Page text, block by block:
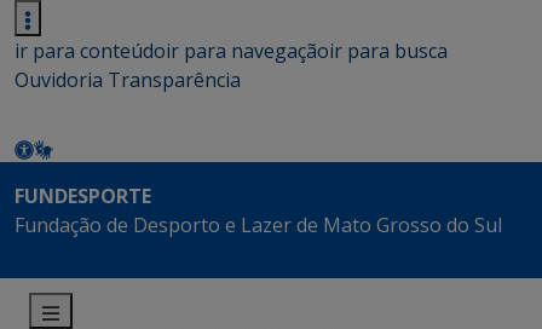
ir para conteúdoir para navegaçãoir para busca
Ouvidoria Transparência
FUNDESPORTE
Fundação de Desporto e Lazer de Mato Grosso do Sul